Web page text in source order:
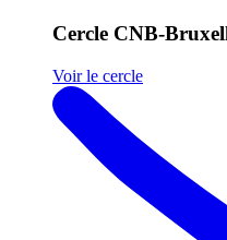
Cercle CNB-
Voir le cercle